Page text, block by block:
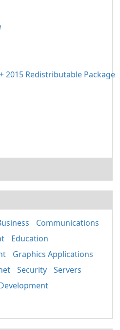
Communications
Education
Graphics Applications
Security
Servers